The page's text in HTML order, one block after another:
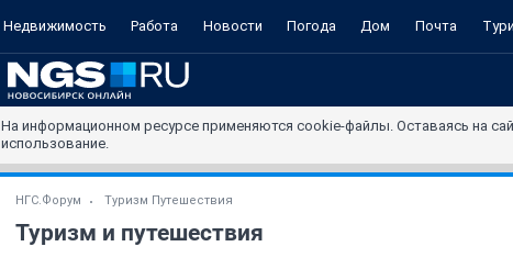
Недвижимость Работа Новости Погода Дом Почта
На информационном ресурсе применяются cookie-файлы. Оставаясь на
использование.
НГС.Форум Туризм Путешествия
Туризм и путешествия